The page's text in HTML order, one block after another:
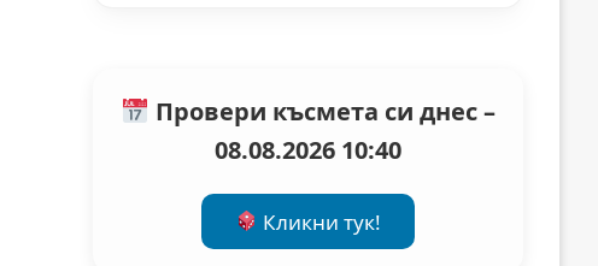
Провери късмета си днес –
08.08.2026 10:40
Кликни тук!